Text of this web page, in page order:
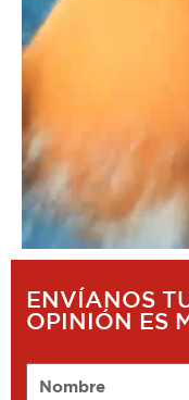
ENVÍANOS
OPINIÓN ES